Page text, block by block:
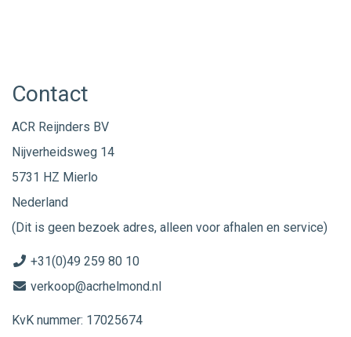
Contact
ACR Reijnders BV
Nijverheidsweg 14
5731 HZ Mierlo
Nederland
(Dit is geen bezoek adres, alleen voor afhalen en service)
+31(0)49 259 80 10
verkoop@acrhelmond.nl
KvK nummer: 17025674